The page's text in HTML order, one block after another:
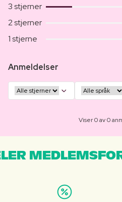
3 stjerner
2 stjerner
1 stjerne
Anmeldelser
Viser 0 av 0